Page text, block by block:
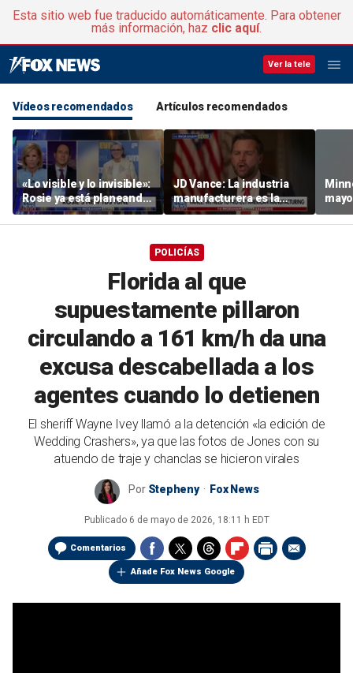
Esta sitio web fue traducido automáticamente. Para obtener
más información, haz clic aquí.
Ver la tele
Vídeos recomendados Artículos recomendados
«Lo visible y lo invisible»:
Rosie ya está planeando
su actuación de apertura
JD Vance: La industria
manufacturera es la
base de la clase media
POLICÍAS
Florida al que
supuestamente pillaron
circulando a 161 km/h da una
excusa descabellada a los
agentes cuando lo detienen
El sheriff Wayne Ivey llamó a la detención «la edición de
Wedding Crashers», ya que las fotos de Jones con su
atuendo de traje y chanclas se hicieron virales
Por Stepheny Fox News
Publicado 6 de mayo de 2026, 18:11 h EDT
Comentarios
Añade Fox News Google